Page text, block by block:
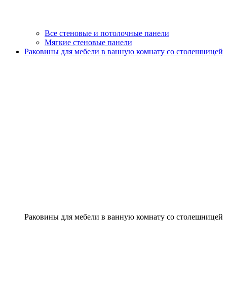
Все стеновые и потолочные панели
Мягкие стеновые панели
Раковины для мебели в ванную комнату со столешницей
Раковины для мебели в ванную комнату со столешницей